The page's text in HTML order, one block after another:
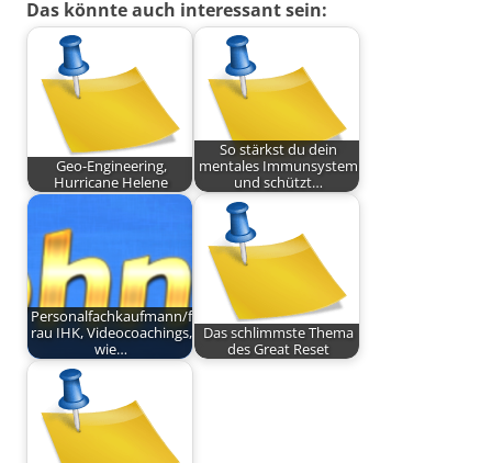
Das könnte auch interessant sein:
Geo-Engineering,
Hurricane Helene
So stärkst du dein
mentales Immunsystem
und schützt…
Personalfachkaufmann/f
rau IHK, Videocoachings,
wie…
Das schlimmste Thema
des Great Reset